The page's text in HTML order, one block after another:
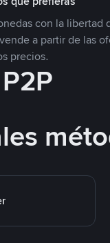
con la libertad
a partir de las
precios.